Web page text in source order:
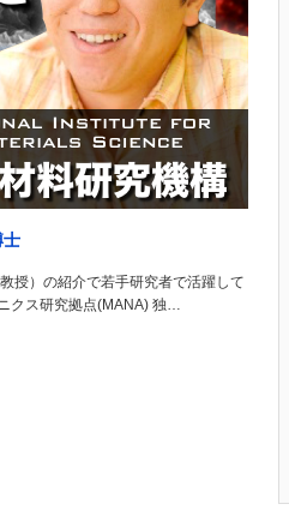
士
授）の紹介で若手研究者で活躍して
クス研究拠点(MANA) 独…